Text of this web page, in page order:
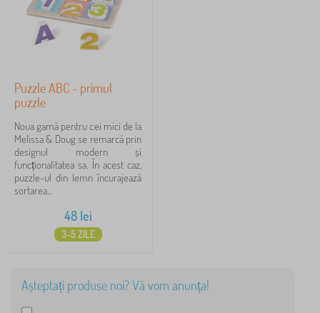
Puzzle ABC - primul
puzzle
Noua gamă pentru cei mici de la
Melissa & Doug se remarcă prin
designul modern și
funcționalitatea sa. În acest caz,
puzzle-ul din lemn încurajează
sortarea...
48lei
3-5 ZILE
Așteptați produse noi? Vă vom anunța!